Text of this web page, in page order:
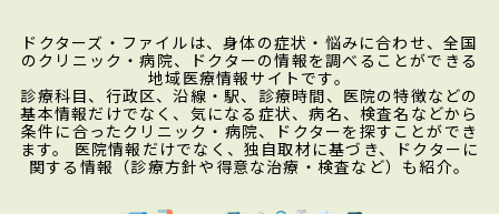
ドクターズ・ファイルは、身体の症状・悩みに合わせ、全国
のクリニック・病院、ドクターの情報を調べることができる
地域医療情報サイトです。
診療科目、行政区、沿線・駅、診療時間、医院の特徴などの
基本情報だけでなく、気になる症状、病名、検査名などから
条件に合ったクリニック・病院、ドクターを探すことができ
ます。 医院情報だけでなく、独自取材に基づき、ドクターに
関する情報（診療方針や得意な治療・検査など）も紹介。